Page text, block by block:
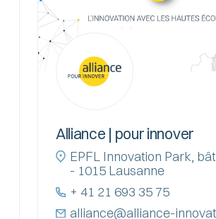
Alliance | pour innover
EPFL Innovation Park,
- 1015 Lausanne
+ 41 21 693 35 75
alliance@alliance-